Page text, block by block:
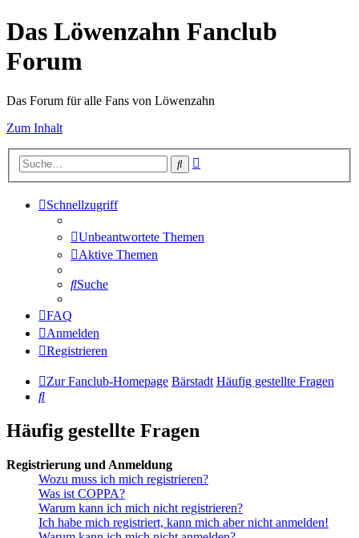
Das Löwenzahn Fanclub
Forum
Das Forum für alle Fans von Löwenzahn
Zum Inhalt
Suche
Schnellzugriff
Unbeantwortete Themen
Aktive Themen
Suche
FAQ
Anmelden
Registrieren
Zur Fanclub-Homepage Bärstadt Häufig gestellte Fragen
Suche
Häufig gestellte Fragen
Registrierung und Anmeldung
Wozu muss ich mich registrieren?
Was ist COPPA?
Warum kann ich mich nicht registrieren?
Ich habe mich registriert, kann mich aber nicht anmelden!